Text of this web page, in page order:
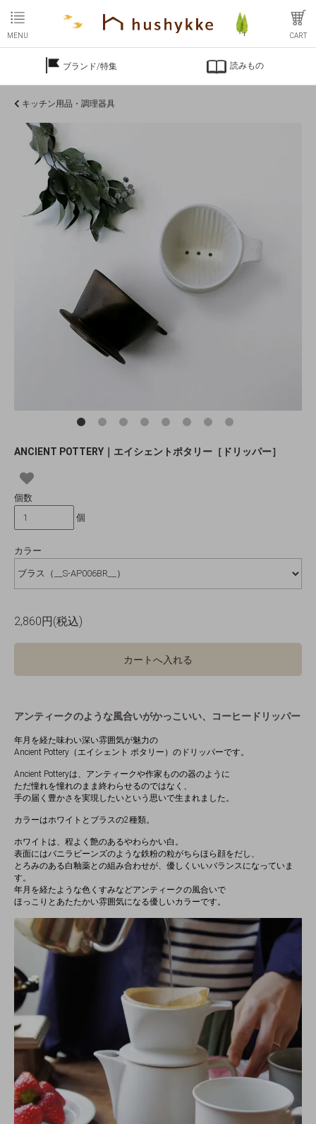
MENU CART
ブランド/特集 読みもの
キッチン用品・調理器具
ANCIENT POTTERY｜エイシェントポタリー［ドリッパー］
個数
個
カラー
2,860円(税込)
カートへ入れる
アンティークのような風合いがかっこいい、コーヒードリッパー
年月を経た味わい深い雰囲気が魅力の
Ancient Pottery（エイシェント ポタリー）のドリッパーです。
Ancient Potteryは、アンティークや作家ものの器のように
ただ憧れを憧れのまま終わらせるのではなく、
手の届く豊かさを実現したいという思いで生まれました。
カラーはホワイトとブラスの2種類。
ホワイトは、程よく艶のあるやわらかい白。
表面にはバニラビーンズのような鉄粉の粒がちらほら顔をだし、
とろみのある白釉薬との組み合わせが、優しくいいバランスになっていま
す。
年月を経たような色くすみなどアンティークの風合いで
ほっこりとあたたかい雰囲気になる優しいカラーです。